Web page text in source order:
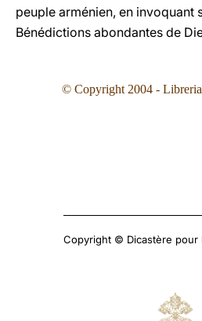
peuple arménien, en invoquant
Bénédictions abondantes de
© Copyright 2004 -
Copyright © Dicastère pour